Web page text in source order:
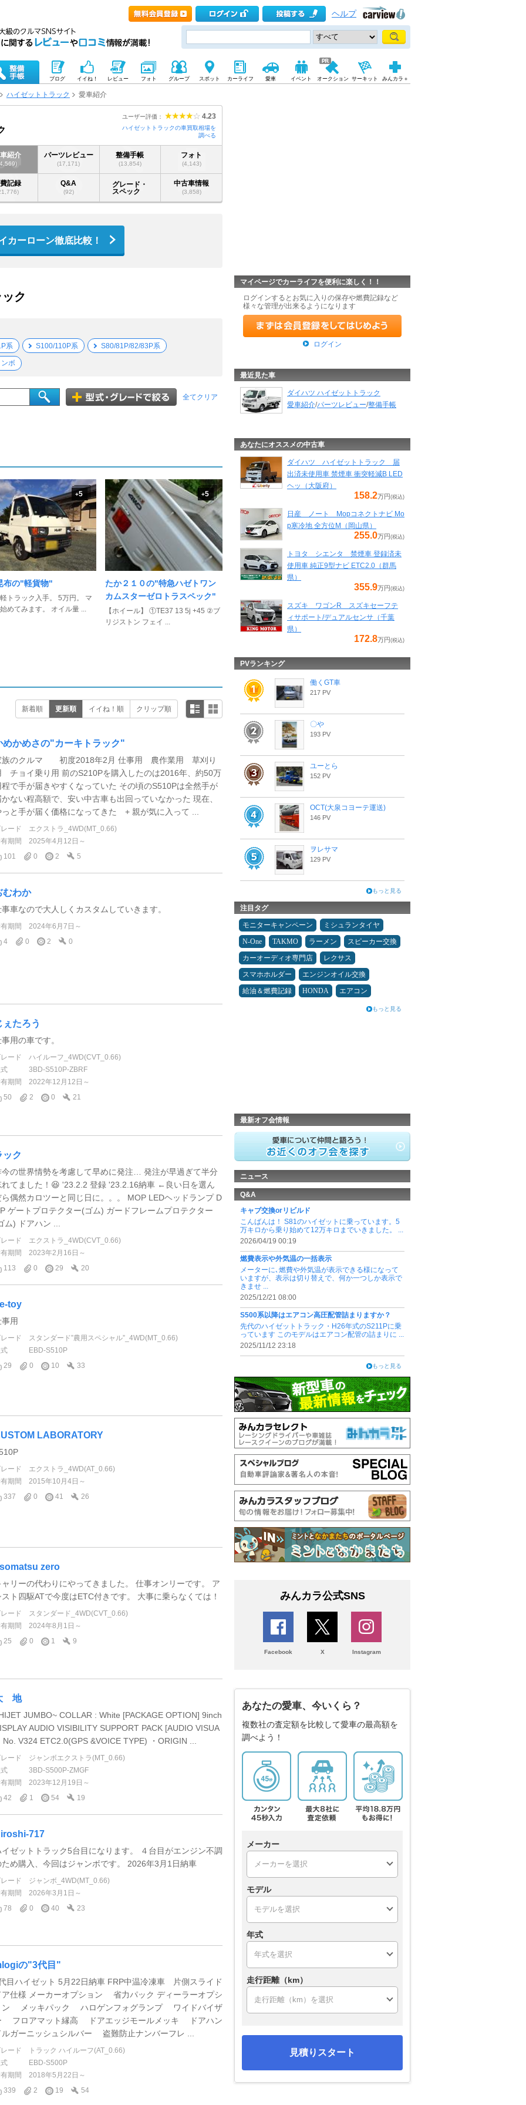
ヘルプ
ブログ イイね！ レビュー フォト グループ スポット カーライフ 愛車 イベント オークション サーキット みんカラ＋
ハイゼットトラック 愛車紹介
ユーザー評価： 4.23
ハイゼットトラックの車買取相場を
調べる
紹介 パーツレビュー
(17,171)
整備手帳
(13,854)
フォト
(4,143)
記録 Q&A
(92)
グレード・
スペック
中古車情報
(3,858)
カーローン徹底比較！
ク
系 S100/110P系 S80/81P/82/83P系
ボ
全てクリア
+5
布の"軽貨物"
トラック入手。 5万円。 マ
めてみます。 オイル量 ...
+5
たか２１０の"特急ハゼトワン
カムスターゼロトラスペック"
【ホイール】 ①TE37 13 5j +45 ②ブ
リジストン フェイ ...
新着順 更新順 イイね！順 クリップ順
めかめさの"カーキトラック"
族のクルマ 初度2018年2月 仕事用 農作業用 草刈り
チョイ乗り用 前のS210Pを購入したのは2016年、約50万
程で手が届きやすくなっていた その頃のS510Pは全然手が
かない程高額で、安い中古車も出回っていなかった 現在、
っと手が届く価格になってきた + 親が気に入って ...
ード
エクストラ_4WD(MT_0.66)
期間
2025年4月12日～
101
0 2 5
むわか
事車なので大人しくカスタムしていきます。
期間
2024年6月7日～
4
0 2 0
ぇたろう
用の車です。
ード
ハイルーフ_4WD(CVT_0.66)
3BD-S510P-ZBRF
期間
2022年12月12日～
50
2 0 21
ック
今の世界情勢を考慮して早めに発注… 発注が早過ぎて半分
れてました！😆 '23.2.2 登録 '23.2.16納車 ←良い日を選ん
ら偶然カロツーと同じ日に。。。 MOP LEDヘッドランプ D
ゲートプロテクター(ゴム) ガードフレームプロテクター
ム) ドアハン ...
ード
エクストラ_4WD(CVT_0.66)
期間
2023年2月16日～
113
0 29 20
toy
用
ード
スタンダード”農用スペシャル”_4WD(MT_0.66)
EBD-S510P
29
0 10 33
LABORATORY
ード
エクストラ_4WD(AT_0.66)
期間
2015年10月4日～
337
0 41 26
zero
ャリーの代わりにやってきました。 仕事オンリーです。 ア
スト四駆ATで今度はETC付きです。 大事に乗らなくては！
ード
スタンダード_4WD(CVT_0.66)
期間
2024年8月1日～
25
0 1 9
地
JUMBO~ COLLAR : White [PACKAGE OPTION] 9inch
AUDIO VISIBILITY SUPPORT PACK [AUDIO VISUA
No. V324 ETC2.0(GPS &VOICE TYPE) ・ORIGIN ...
ード
ジャンボエクストラ(MT_0.66)
3BD-S500P-ZMGF
期間
2023年12月19日～
42
1 54 19
717
イゼットトラック5台目になります。 ４台目がエンジン不調
ため購入、今回はジャンボです。 2026年3月1日納車
ード
ジャンボ_4WD(MT_0.66)
期間
2026年3月1日～
78
0 40 23
の"3代目"
目ハイゼット 5月22日納車 FRP中温冷凍車 片側スライド
ア仕様 メーカーオプション 省力パック ディーラーオプシ
ン メッキパック ハロゲンフォグランプ ワイドバイザ
フロアマット縁高 ドアエッジモールメッキ ドアハン
ルガーニッシュシルバー 盗難防止ナンバーフレ ...
ード
トラック ハイルーフ(AT_0.66)
EBD-S500P
期間
2018年5月22日～
339
2 19 54
マイページでカーライフを便利に楽しく！！
ログインするとお気に入りの保存や燃費記録など
様々な管理が出来るようになります
ログイン
最近見た車
ダイハツ ハイゼットトラック
愛車紹介/パーツレビュー/整備手帳
あなたにオススメの中古車
ダイハツ ハイゼットトラック 届
出済未使用車 禁煙車 衝突軽減B LED
ヘッ（大阪府）
158.2万円 (税込)
日産 ノート Mopコネクトナビ Mo
p寒冷地 全方位M（岡山県）
255.0万円 (税込)
トヨタ シエンタ 禁煙車 登録済未
使用車 純正9型ナビ ETC2.0（群馬
県）
355.9万円 (税込)
スズキ ワゴンR スズキセーフテ
ィサポート/デュアルセンサ（千葉
県）
172.8万円 (税込)
PVランキング
働くGT車
217 PV
〇や
193 PV
ユーとら
152 PV
OCT(大泉コヨーテ運送)
146 PV
ヲレサマ
129 PV
もっと見る
注目タグ
モニターキャンペーン
ミシュランタイヤ
N-One
TAKMO ラーメン
スピーカー交換
カーオーディオ専門店
レクサス
スマホホルダー
エンジンオイル交換
給油＆燃費記録
HONDA エアコン
もっと見る
最新オフ会情報
ニュース
Q&A
キャブ交換orリビルド
こんばんは！ S81のハイゼットに乗っています。5
万キロから乗り始めて12万キロまでいきました。 ...
2026/04/19 00:19
燃費表示や外気温の一括表示
メーターに､燃費や外気温が表示できる様になって
いますが、表示は切り替えで、何か一つしか表示で
きませ ...
2025/12/21 08:00
S500系以降はエアコン高圧配管詰まりますか？
先代のハイゼットトラック・H26年式のS211Pに乗
っています このモデルはエアコン配管の詰まりに ...
2025/11/12 23:18
もっと見る
みんカラ公式SNS
Facebook X Instagram
あなたの愛車、今いくら？
複数社の査定額を比較して愛車の最高額を
調べよう！
メーカー
モデル
年式
走行距離（km）
見積りスタート